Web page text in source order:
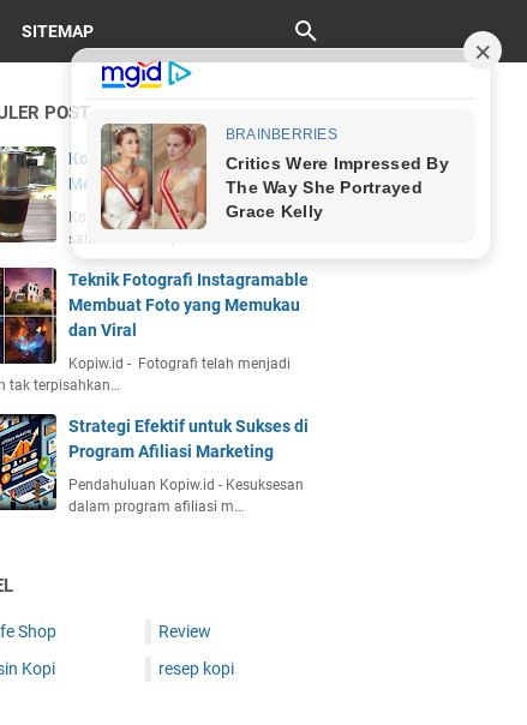
SITEMAP
POST
Kopi Vietnam Drip: Sejarah, Cara
Membuat, dan Cita Rasa Unik
Kopiw.id - Kopi Vietnam drip adalah
salah satu kekayaan bu…
Teknik Fotografi Instagramable
Membuat Foto yang Memukau
dan Viral
Kopiw.id - Fotografi telah menjadi
tak terpisahkan…
Strategi Efektif untuk Sukses di
Program Afiliasi Marketing
Pendahuluan Kopiw.id - Kesuksesan
dalam program afiliasi m…
Shop
Kopi
Review
resep kopi